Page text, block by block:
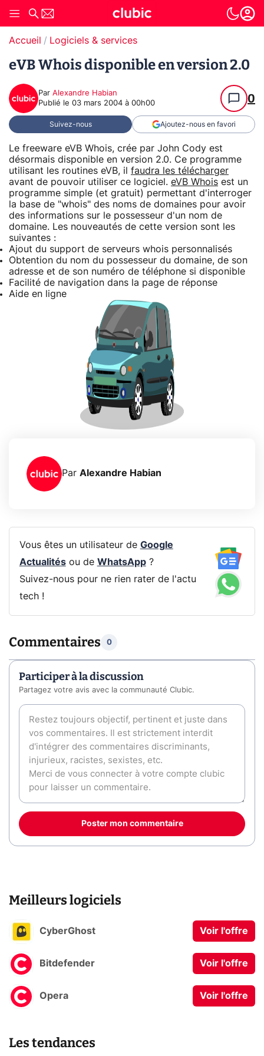
Accueil Logiciels & services
eVB Whois disponible en version 2.0
Par Alexandre Habian
Publié le 03 mars 2004 à 00h00 0
Suivez-nous Ajoutez-nous en favori
Le freeware eVB Whois, crée par John Cody est
désormais disponible en version 2.0. Ce programme
utilisant les routines eVB, il faudra les télécharger
avant de pouvoir utiliser ce logiciel. eVB Whois est un
programme simple (et gratuit) permettant d'interroger
la base de "whois" des noms de domaines pour avoir
des informations sur le possesseur d'un nom de
domaine. Les nouveautés de cette version sont les
suivantes :
Ajout du support de serveurs whois personnalisés
Obtention du nom du possesseur du domaine, de son
adresse et de son numéro de téléphone si disponible
Facilité de navigation dans la page de réponse
Aide en ligne
Par Alexandre Habian
Vous êtes un utilisateur de Google
Actualitésou de WhatsApp?
Suivez-nous pour ne rien rater de l'actu
tech !
Commentaires 0
Participer à la discussion
Partagez votre avis avec la communauté Clubic.
Poster mon commentaire
Meilleurs logiciels
CyberGhost Voir l'offre
Bitdefender Voir l'offre
Opera Voir l'offre
Les tendances